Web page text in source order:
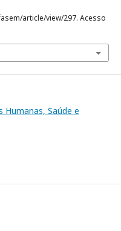
article/view/297. Acesso
Humanas, Saúde e